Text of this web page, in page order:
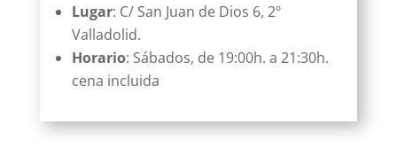
Lugar: C/ San Juan de Dios 6, 2º
Valladolid.
Horario: Sábados, de 19:00h. a 21:30h.
cena incluida